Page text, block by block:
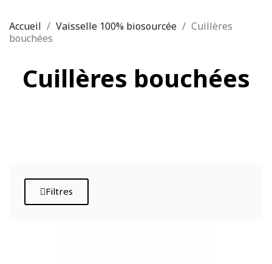
Accueil Vaisselle 100% biosourcée
Cuillères
bouchées
Cuillères bouchées
Filtres